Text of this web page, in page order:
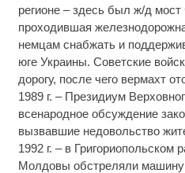
регионе – здесь был ж/д мост
проходившая
немцам снабжать и
юге Украины. Советские
дорогу, после чего вермахт
1989 г. – Президиум
всенародное обсуждение
вызвавшие недовольство
1992 г. – в Григориопольском
Молдовы обстреляли